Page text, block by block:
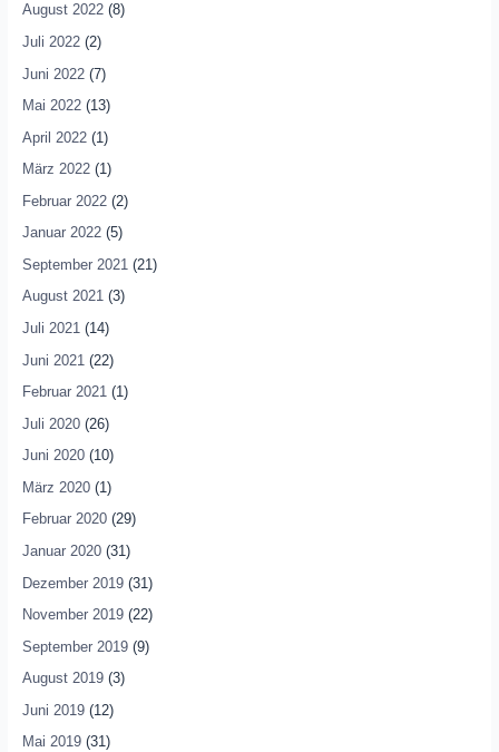
August 2022(8)
Juli 2022(2)
Juni 2022(7)
Mai 2022(13)
April 2022(1)
März 2022(1)
Februar 2022(2)
Januar 2022(5)
September 2021 (21)
August 2021(3)
Juli 2021(14)
Juni 2021 (22)
Februar 2021(1)
Juli 2020(26)
Juni 2020(10)
März 2020(1)
Februar 2020(29)
Januar 2020(31)
Dezember 2019(31)
November 2019(22)
September 2019(9)
August 2019(3)
Juni 2019(12)
Mai 2019(31)